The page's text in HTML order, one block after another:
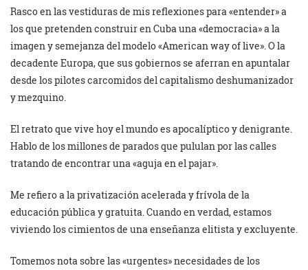
Rasco en las vestiduras de mis reflexiones para «entender» a
los que pretenden construir en Cuba una «democracia» a la
imagen y semejanza del modelo «American way of live». O la
decadente Europa, que sus gobiernos se aferran en apuntalar
desde los pilotes carcomidos del capitalismo deshumanizador
y mezquino.
El retrato que vive hoy el mundo es apocalíptico y denigrante.
Hablo de los millones de parados que pululan por las calles
tratando de encontrar una «aguja en el pajar».
Me refiero a la privatización acelerada y frívola de la
educación pública y gratuita. Cuando en verdad, estamos
viviendo los cimientos de una enseñanza elitista y excluyente.
Tomemos nota sobre las «urgentes» necesidades de los